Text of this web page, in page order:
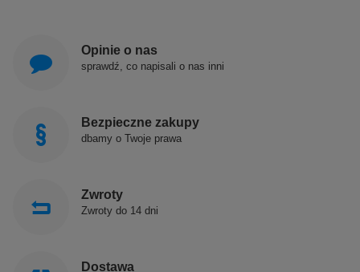
Produkty POLIMAT produkowane są w Polsce!
30-letnie doświadczenie z nowoczesnym spojrzeniem
Opinie o nas
sprawdź, co napisali o nas inni
Bezpieczne zakupy
dbamy o Twoje prawa
Zwroty
Zwroty do 14 dni
Dostawa